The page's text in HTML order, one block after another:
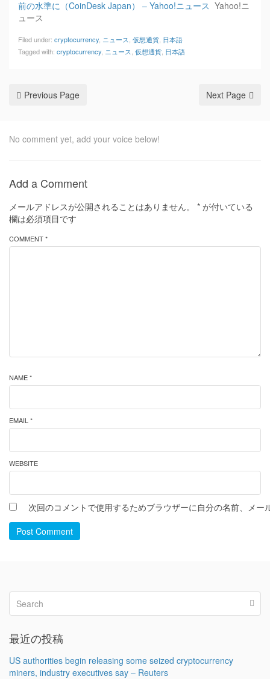
前の水準に（CoinDesk Japan） – Yahoo!ニュース Yahoo!ニ
ュース
Filed under: cryptocurrency ニュース 仮想通貨 日本語
Tagged with: cryptocurrency ニュース 仮想通貨 日本語
Previous Page Next Page
No comment yet, add your voice below!
Add a Comment
メールアドレスが公開されることはありません。 * が付いている
欄は必須項目です
COMMENT *
NAME *
EMAIL *
WEBSITE
次回のコメントで使用するためブラウザーに自分の名前、メー
Post Comment
最近の投稿
US authorities begin releasing some seized cryptocurrency
miners, industry executives say – Reuters